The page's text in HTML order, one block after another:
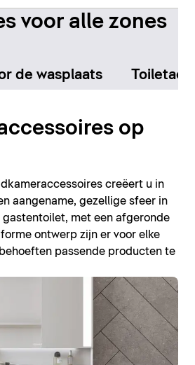
voor alle zones
de wasplaats
op
creëert u in
aangename, gezellige sfeer in
met een afgeronde
ontwerp zijn er voor elke
passende producten te